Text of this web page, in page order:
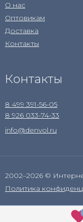
О нас
Оптовикам
Доставка
Контакты
Контакты
8 499 391-56-05
8 926 033-74-33
info@denvol.ru
2002–2026 ©
Политика